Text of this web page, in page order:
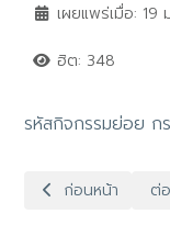
เผยแพร่เมื่อ: 19
ฮิต: 348
รหัสกิจกรรมย่อย
เนื้อหาก่อนหน้า: ร
ก่อนหน้า เ
ต่